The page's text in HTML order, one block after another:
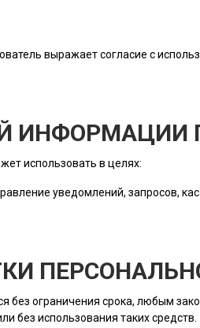
выражает согласие с
ИНФОРМАЦИИ
использовать в целях:
уведомлений, запросов,
без ограничения срока, любым
без использования таких средств.